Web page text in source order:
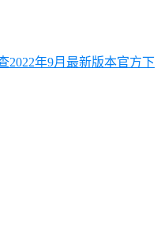
2022年9月最新版本官方下